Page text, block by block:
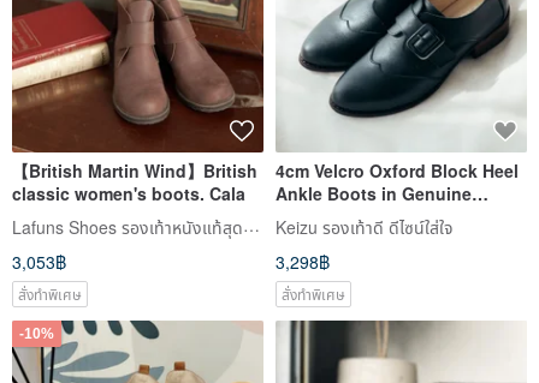
【British Martin Wind】British
classic women's boots. Cala
Lafuns Shoes รองเท้าหนังแท้สุดประณีต
3,053฿
สั่งทำพิเศษ
4cm Velcro Oxford Block Heel
Ankle Boots in Genuine
Leather | Black | MIT Genuine
Leather Handmade Shoes
Taiwan
Keizu รองเท้าดี ดีไซน์ใส่ใจ
3,298฿
สั่งทำพิเศษ
-10%